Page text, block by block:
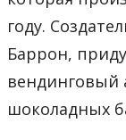
году.
Баррон,
вендинговый
шоколадных